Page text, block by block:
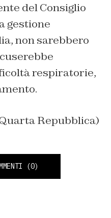
del Consiglio
gestione
non sarebbero
respiratorie,
Repubblica)
(0)